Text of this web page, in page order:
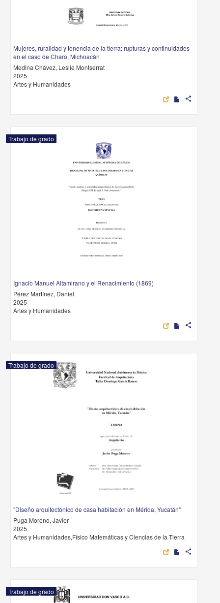
Mujeres, ruralidad y tenencia de la tierra: rupturas y continuidades
en el caso de Charo, Michoacán
Medina Chávez, Leslie Montserrat
2025
Artes y Humanidades
share
Trabajo de grado
Ignacio Manuel Altamirano y el Renacimiento (1869)
Pérez Martínez, Daniel
2025
Artes y Humanidades
share
Trabajo de grado
"Diseño arquitectónico de casa habitación en Mérida, Yucatán"
Puga Moreno, Javier
2025
Artes y Humanidades,Físico Matemáticas y Ciencias de la Tierra
share
Trabajo de grado